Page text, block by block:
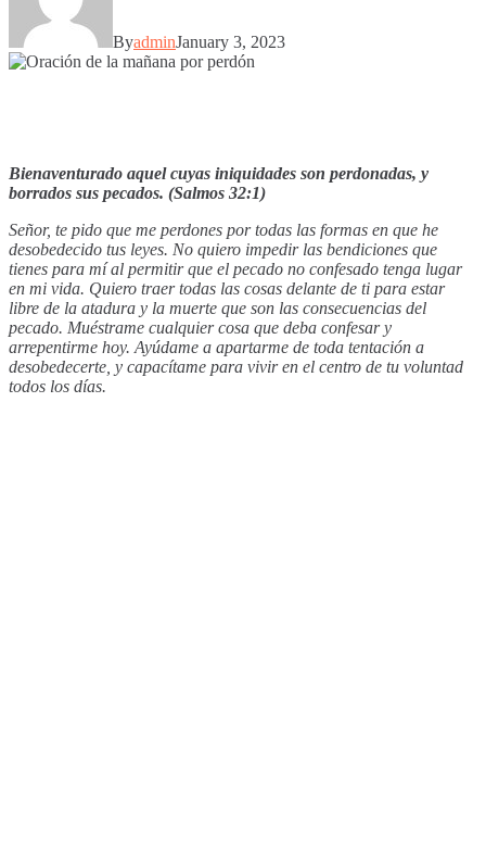
ByadminJanuary 3, 2023
Bienaventurado aquel cuyas iniquidades son perdonadas, y
borrados sus pecados. (Salmos 32:1)
Señor, te pido que me perdones por todas las formas en que he
desobedecido tus leyes. No quiero impedir las bendiciones que
tienes para mí al permitir que el pecado no confesado tenga lugar
en mi vida. Quiero traer todas las cosas delante de ti para estar
libre de la atadura y la muerte que son las consecuencias del
pecado. Muéstrame cualquier cosa que deba confesar y
arrepentirme hoy. Ayúdame a apartarme de toda tentación a
desobedecerte, y capacítame para vivir en el centro de tu voluntad
todos los días.